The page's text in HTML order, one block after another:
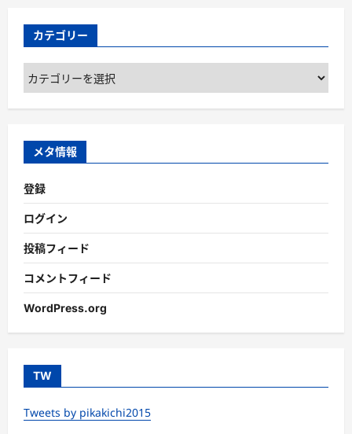
カテゴリー
カ
テ
ゴ
ー
メタ情報
登録
ログイン
投稿フィード
コメントフィード
WordPress.org
TW
Tweets by pikakichi2015